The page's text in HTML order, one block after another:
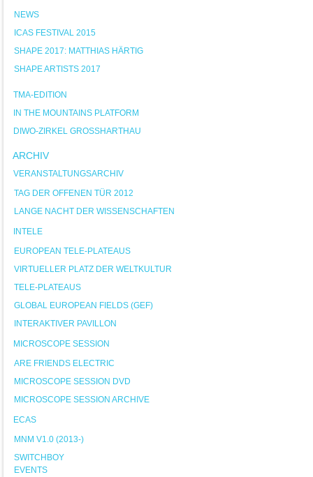
NEWS
ICAS FESTIVAL 2015
SHAPE 2017: MATTHIAS HÄRTIG
SHAPE ARTISTS 2017
TMA-EDITION
IN THE MOUNTAINS PLATFORM
DIWO-ZIRKEL GROSSHARTHAU
ARCHIV
VERANSTALTUNGSARCHIV
TAG DER OFFENEN TÜR 2012
LANGE NACHT DER WISSENSCHAFTEN
INTELE
EUROPEAN TELE-PLATEAUS
VIRTUELLER PLATZ DER WELTKULTUR
TELE-PLATEAUS
GLOBAL EUROPEAN FIELDS (GEF)
INTERAKTIVER PAVILLON
MICROSCOPE SESSION
ARE FRIENDS ELECTRIC
MICROSCOPE SESSION DVD
MICROSCOPE SESSION ARCHIVE
ECAS
MNM V1.0 (2013-)
SWITCHBOY
EVENTS